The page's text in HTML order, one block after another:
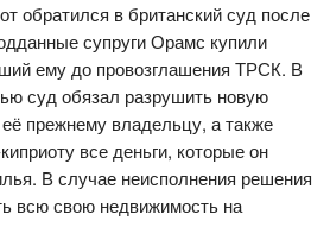
обратился в британский суд после
супруги Орамс купили
ему до провозглашения ТРСК. В
суд обязал разрушить новую
прежнему владельцу, а также
все деньги, которые он
В случае неисполнения решения
всю свою недвижимость на